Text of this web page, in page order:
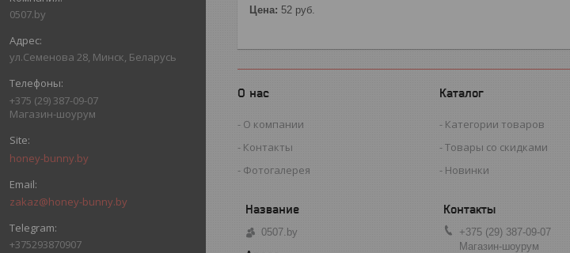
0507.by
ул.Семенова 28, Минск, Беларусь
+375 (29) 387-09-07
Магазин-шоурум
honey-bunny.by
zakaz@honey-bunny.by
+375293870907
Цена: 52 руб.
О нас
О компании
Контакты
Фотогалерея
Каталог
Категории товаров
Товары со скидками
Новинки
0507.by
+375 (29) 387-09-07
Магазин-шоурум